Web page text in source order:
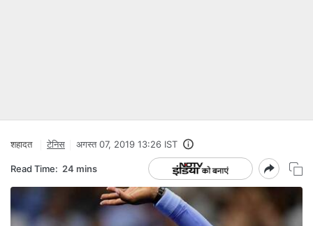
शहादत टेनिस अगस्त 07, 2019 13:26 IST
Read Time: 24 mins